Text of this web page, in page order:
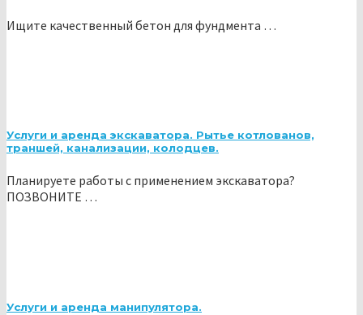
Ищите качественный бетон для фундмента …
Услуги и аренда экскаватора. Рытье котлованов,
траншей, канализации, колодцев.
Планируете работы с применением экскаватора?
ПОЗВОНИТЕ …
Услуги и аренда манипулятора.